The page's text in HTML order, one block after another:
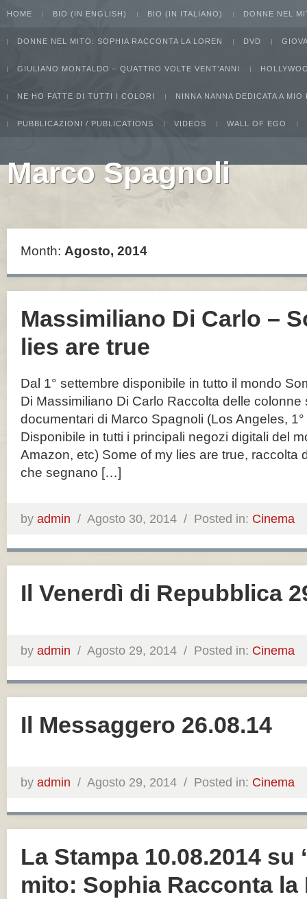
HOME BIO (IN ENGLISH) BIO (IN ITALIANO) DONNE NEL
DONNE NEL MITO: SOPHIA RACCONTA LA LOREN DVD
GIULIANO MONTALDO – QUATTRO VOLTE VENT’ANNI
NE HO FATTE DI TUTTI I COLORI NINNA NANNA DEDICATA A MIO
PUBBLICAZIONI / PUBLICATIONS VIDEOS WALL OF EGO
Marco Spagnoli
Month: Agosto, 2014
Massimiliano Di Carlo –
lies are true
Dal 1° settembre disponibile in tutto il mondo
Di Massimiliano Di Carlo Raccolta delle colonne
documentari di Marco Spagnoli (Los Angeles,
Disponibile in tutti i principali negozi digitali del
Amazon, etc) Some of my lies are true, raccolta
che segnano […]
by admin / Agosto 30, 2014 / Posted in: Cinema
Il Venerdì di Repubblica
by admin / Agosto 29, 2014 / Posted in: Cinema
Il Messaggero 26.08.14
by admin / Agosto 29, 2014 / Posted in: Cinema
La Stampa 10.08.2014 su
mito: Sophia Racconta la